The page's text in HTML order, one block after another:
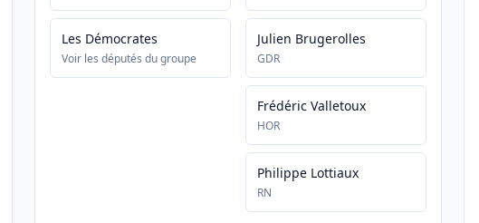
Les Démocrates
Voir les députés du groupe
Julien Brugerolles
GDR
Frédéric Valletoux
HOR
Philippe Lottiaux
RN